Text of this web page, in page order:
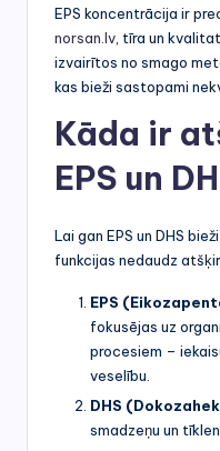
EPS koncentrācija ir
norsan.lv , tīra un
izvairītos no smago
kas bieži sastopami
Kāda ir
EPS un
Lai gan EPS un DHS
funkcijas nedaudz
EPS
fokusējas uz
procesiem –
veselību.
DHS
smadzeņu un